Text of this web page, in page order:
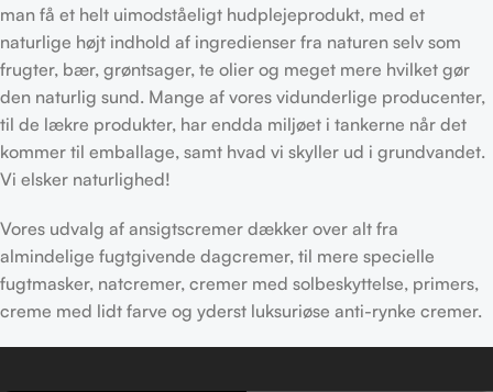
man få et helt uimodståeligt hudplejeprodukt, med et
naturlige højt indhold af ingredienser fra naturen selv som
frugter, bær, grøntsager, te olier og meget mere hvilket gør
den naturlig sund. Mange af vores vidunderlige producenter,
til de lækre produkter, har endda miljøet i tankerne når det
kommer til emballage, samt hvad vi skyller ud i grundvandet.
Vi elsker naturlighed!
Vores udvalg af ansigtscremer dækker over alt fra
almindelige fugtgivende dagcremer, til mere specielle
fugtmasker, natcremer, cremer med solbeskyttelse, primers,
creme med lidt farve og yderst luksuriøse anti-rynke cremer.